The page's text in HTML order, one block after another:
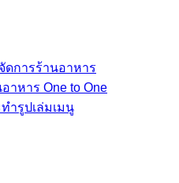
ดการร้านอาหาร
าหาร One to One
ำรูปเล่มเมนู